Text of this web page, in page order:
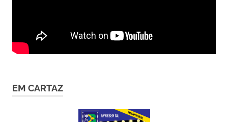
EM CARTAZ